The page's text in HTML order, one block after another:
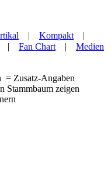
| Kompakt |
| Fan Chart | Medien
= Zusatz-Angaben
Stammbaum zeigen